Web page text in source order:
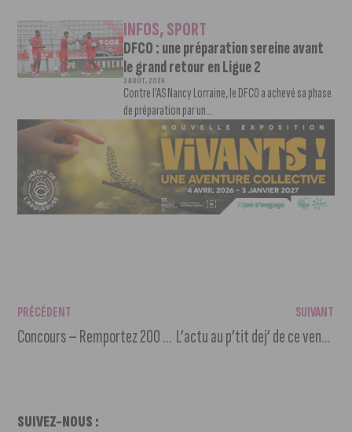
INFOS,SPORT
DFCO : une préparation sereine avant
le grand retour en Ligue 2
3 AOÛT, 2026
Contre l’AS Nancy Lorraine, le DFCO a achevé sa phase
de préparation par un...
PRÉCÉDENT
Concours – Remportez 200 euros de produits cosmétiques Druydes
SUIVANT
L’actu au p’tit dej’ de ce vendredi 5 mars 2021
SUIVEZ-NOUS :